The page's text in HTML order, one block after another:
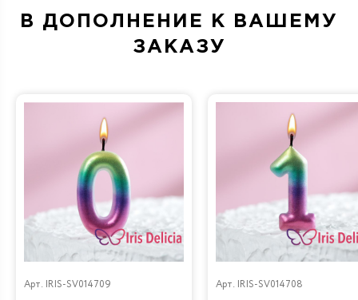
В ДОПОЛНЕНИЕ К ВАШЕМУ
ЗАКАЗУ
Арт. IRIS-SV014709 Арт. IRIS-SV014708